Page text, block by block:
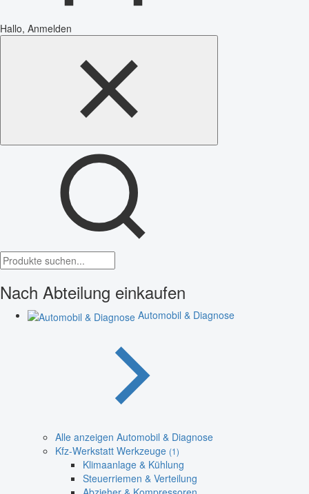
Hallo, Anmelden
Nach Abteilung einkaufen
Automobil & Diagnose
Alle anzeigen Automobil & Diagnose
Kfz-Werkstatt Werkzeuge (1)
Klimaanlage & Kühlung
Steuerriemen & Verteilung